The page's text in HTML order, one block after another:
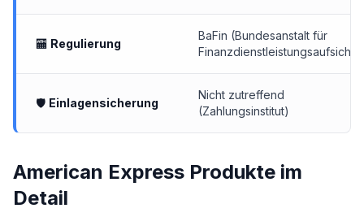
🏧 Regulierung
BaFin (Bundesanstalt für
Finanzdienstleistungsaufsicht)
🛡 Einlagensicherung
Nicht zutreffend
(Zahlungsinstitut)
American Express Produkte im
Detail